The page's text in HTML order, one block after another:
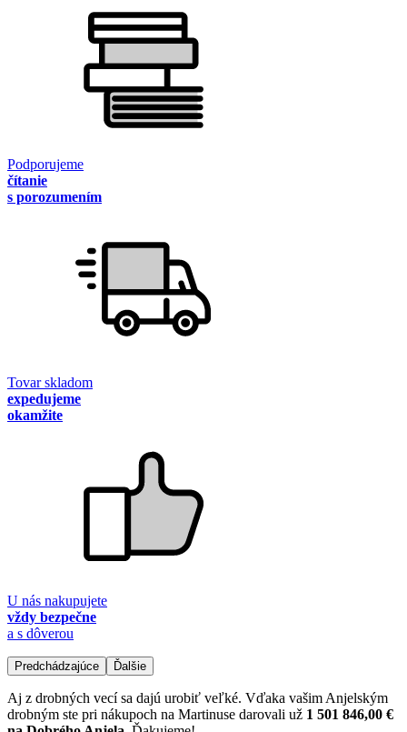
Podporujeme
čítanie
s porozumením
Tovar skladom
expedujeme
okamžite
U nás nakupujete
vždy bezpečne
a s dôverou
Predchádzajúce Ďalšie
Aj z drobných vecí sa dajú urobiť veľké. Vďaka vašim Anjelským
drobným ste pri nákupoch na Martinuse darovali už 1 501 846,00 €